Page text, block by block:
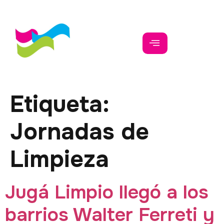
Etiqueta:
Jornadas de
Limpieza
Jugá Limpio llegó a los
barrios Walter Ferreti y